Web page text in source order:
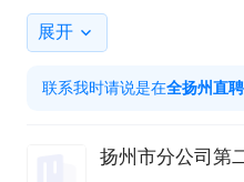
时间有弹性 薪资待遇面
展开
联系我时请说是在全扬州直聘